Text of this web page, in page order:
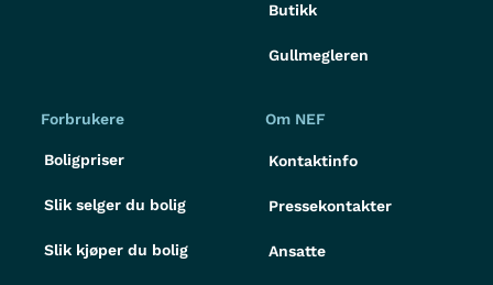
Butikk
Gullmegleren
Forbrukere
Boligpriser
Slik selger du bolig
Slik kjøper du bolig
Om NEF
Kontaktinfo
Pressekontakter
Ansatte